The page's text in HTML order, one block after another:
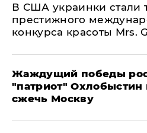
В США украинки стали
престижного
конкурса красоты Mrs.
Жаждущий победы
"патриот"
сжечь Москву